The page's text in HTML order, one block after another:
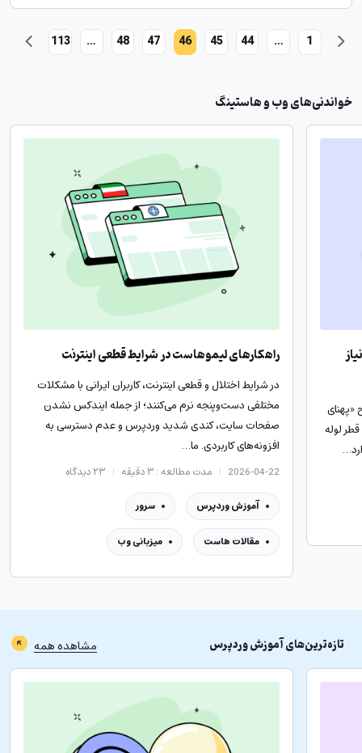
1
…
44
45
46
47
48
…
113
خواندنی‌های وب و هاستینگ
لوله
راهکارهای لیموهاست در شرایط قطعی اینترنت
در شرایط اختلال و قطعی اینترنت، کاربران ایرانی با مشکلات
مختلفی دست‌وپنجه نرم می‌کنند؛ از جمله ایندکس نشدن
صفحات سایت، کندی شدید وردپرس و عدم دسترسی به
افزونه‌های کاربردی. ما…
2026-04-22 مدت مطالعه : ۳ دقیقه ۲۳دیدگاه
آموزش وردپرس سرور
مقالات هاست میزبانی وب
تازه‌ترین‌هایآموزش وردپرس مشاهده همه